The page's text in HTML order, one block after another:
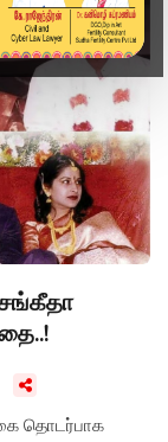
தொடர்பாக